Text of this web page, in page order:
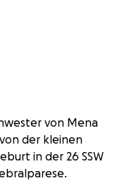
von Mena
der kleinen
in der 26 SSW